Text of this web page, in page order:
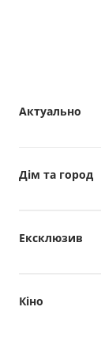
Актуально
Дім та город
Ексклюзив
Кіно